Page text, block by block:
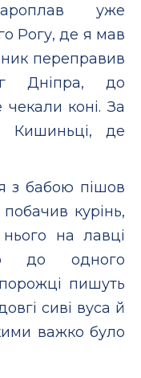
уже
Рогу, де я мав
переправив
Дніпра, до
коні. За
де
з бабою пішов
курінь,
на лавці
до одного
пишуть
сиві вуса й
важко було